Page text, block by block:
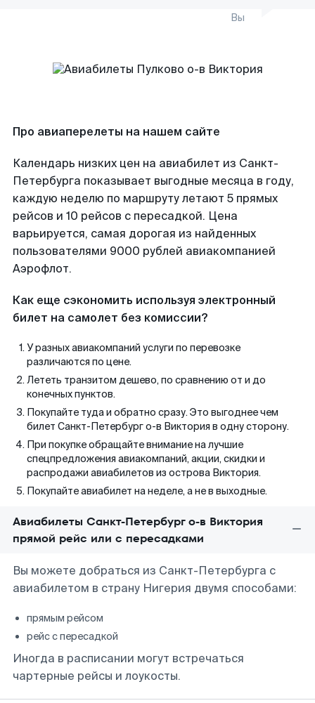
Вы
Про авиаперелеты на нашем сайте
Календарь низких цен на авиабилет из Санкт-
Петербурга показывает выгодные месяца в году,
каждую неделю по маршруту летают 5 прямых
рейсов и 10 рейсов с пересадкой. Цена
варьируется, самая дорогая из найденных
пользователями 9000 рублей авиакомпанией
Аэрофлот.
Как еще сэкономить используя электронный
билет на самолет без комиссии?
У разных авиакомпаний услуги по перевозке
различаются по цене.
Лететь транзитом дешево, по сравнению от и до
конечных пунктов.
Покупайте туда и обратно сразу. Это выгоднее чем
билет Санкт-Петербург о-в Виктория в одну сторону.
При покупке обращайте внимание на лучшие
спецпредложения авиакомпаний, акции, скидки и
распродажи авиабилетов из острова Виктория.
Покупайте авиабилет на неделе, а не в выходные.
Авиабилеты Санкт-Петербург о-в Виктория
прямой рейс или с пересадками
Вы можете добраться из Санкт-Петербурга с
авиабилетом в страну Нигерия двумя способами:
прямым рейсом
рейс с пересадкой
Иногда в расписании могут встречаться
чартерные рейсы и лоукосты.